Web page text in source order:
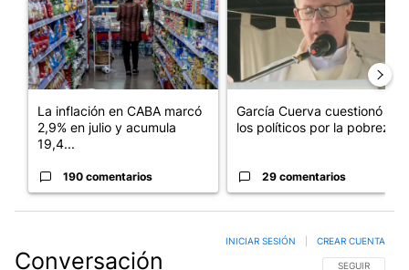
La inflación en CABA marcó
2,9% en julio y acumula
19,4...
190 comentarios
García Cuerva cuestionó a
los políticos por la pobreza
29 comentarios
Conversación SIGA ESTA
SEGUIR
INICIAR SESIÓN CREAR CUENTA